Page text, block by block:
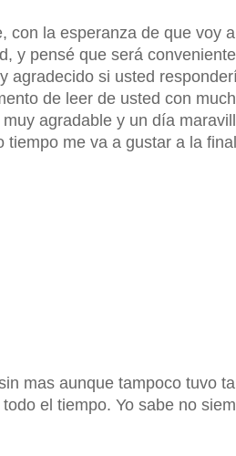
con la esperanza de que voy a
y pensé que será conveniente
agradecido si usted
de leer de usted con
agradable y un día
tiempo me va a gustar a la
mas aunque tampoco tuvo
el tiempo. Yo sabe no